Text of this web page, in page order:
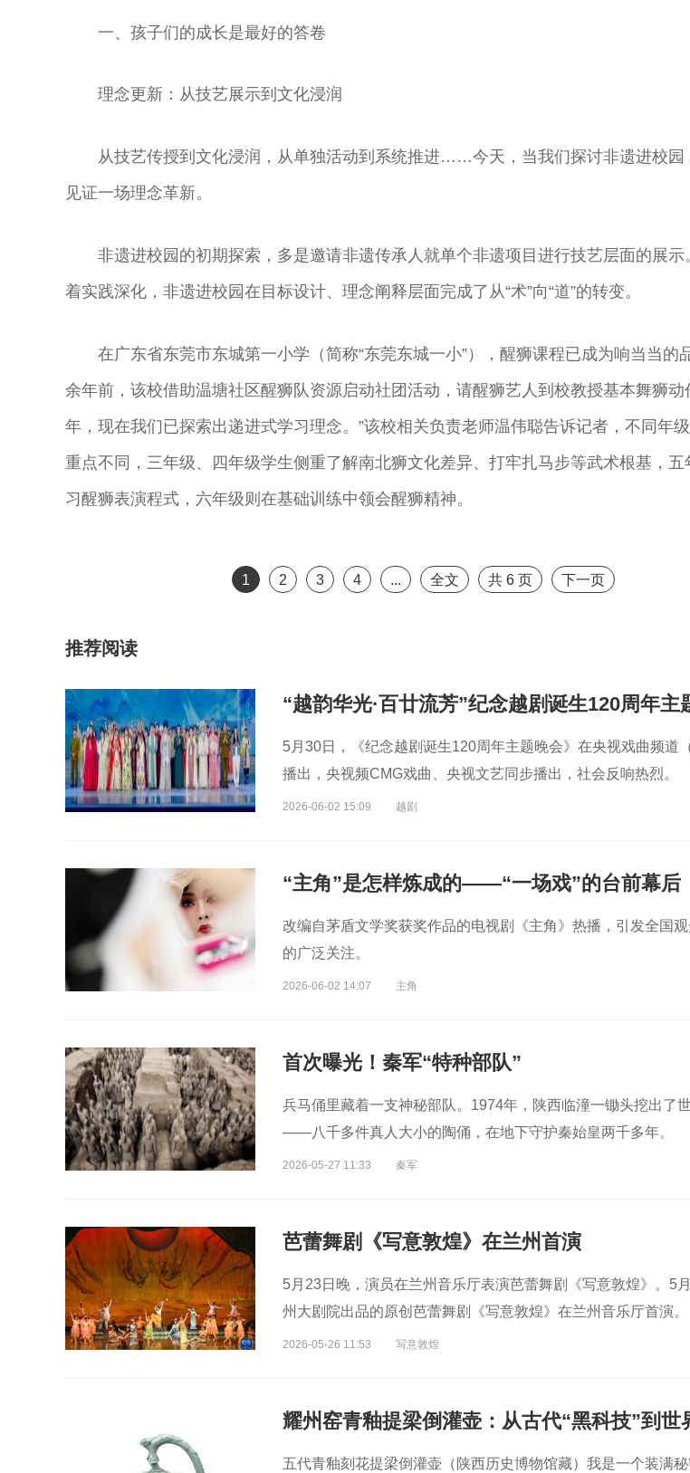
一、孩子们的成长是最好的答卷
理念更新：从技艺展示到文化浸润
从技艺传授到文化浸润，从单独活动到系统推进……今天，当我们探讨非遗进校园
见证一场理念革新。
非遗进校园的初期探索，多是邀请非遗传承人就单个非遗项目进行技艺层面的展示
着实践深化，非遗进校园在目标设计、理念阐释层面完成了从“术”向“道”的转变。
在广东省东莞市东城第一小学（简称“东莞东城一小”），醒狮课程已成为响当当的
余年前，该校借助温塘社区醒狮队资源启动社团活动，请醒狮艺人到校教授基本舞狮动
年，现在我们已探索出递进式学习理念。”该校相关负责老师温伟聪告诉记者，不同年
重点不同，三年级、四年级学生侧重了解南北狮文化差异、打牢扎马步等武术根基，五
习醒狮表演程式，六年级则在基础训练中领会醒狮精神。
1 2 3 4 ... 全文 共6 页 下一页
推荐阅读
5月30日，《纪念越剧诞生120周年主题晚会》在央视戏曲频道
播出，央视频CMG戏曲、央视文艺同步播出，社会反响热烈。
2026-06-02 15:09 越剧
“主角”是怎样炼成的——“一场戏”的台前幕后
改编自茅盾文学奖获奖作品的电视剧《主角》热播，引发全国
的广泛关注。
2026-06-02 14:07 主角
首次曝光！秦军“特种部队”
兵马俑里藏着一支神秘部队。1974年，陕西临潼一锄头挖出了
——八千多件真人大小的陶俑，在地下守护秦始皇两千多年。
2026-05-27 11:33 秦军
芭蕾舞剧《写意敦煌》在兰州首演
5月23日晚，演员在兰州音乐厅表演芭蕾舞剧《写意敦煌》。5
州大剧院出品的原创芭蕾舞剧《写意敦煌》在兰州音乐厅首演。
2026-05-26 11:53 写意敦煌
五代青釉刻花提梁倒灌壶（陕西历史博物馆藏）我是一个装满
曲演员
剧表演艺术家